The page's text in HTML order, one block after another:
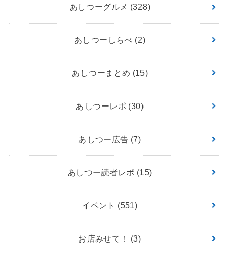
あしつーグルメ (328)
あしつーしらべ (2)
あしつーまとめ (15)
あしつーレポ (30)
あしつー広告 (7)
あしつー読者レポ (15)
イベント (551)
お店みせて！ (3)